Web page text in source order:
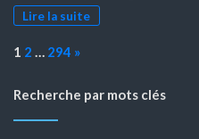
Lire la suite
Page:
1 2 … 294 Next
»
Recherche par mots clés